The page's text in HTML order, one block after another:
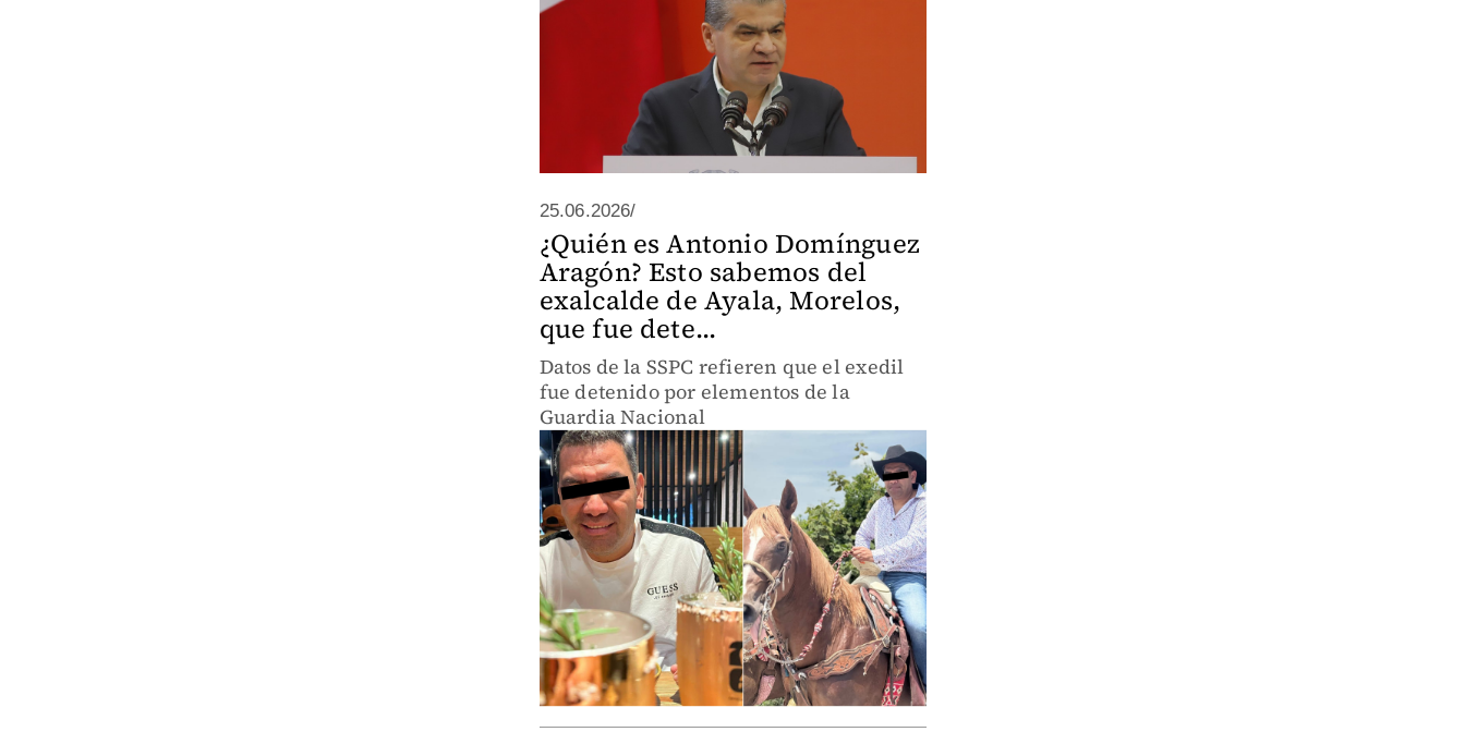
25.06.2026/
¿Quién es Antonio Domínguez
Aragón? Esto sabemos del
exalcalde de Ayala, Morelos,
que fue dete...
Datos de la SSPC refieren que el exedil
fue detenido por elementos de la
Guardia Nacional